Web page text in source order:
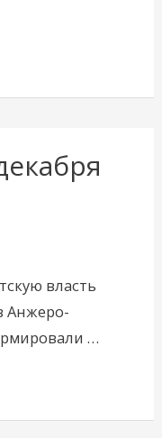
власть
Анжеро-
…